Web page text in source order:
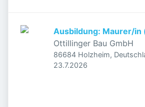
Ausbildung: Maurer/in
Ottillinger Bau GmbH
86684 Holzheim,
Veröffentlicht
23.7.2026